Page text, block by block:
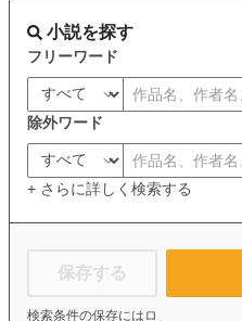
小説を探す
フリーワード
除外ワード
+ さらに詳しく検索する
保存する
検索条件の保存には ロ